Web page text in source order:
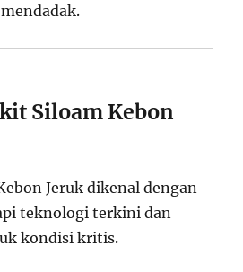
Siloam Kebon
Jeruk dikenal dengan
teknologi terkini dan
kondisi kritis.